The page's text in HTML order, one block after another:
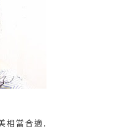
相當合適,